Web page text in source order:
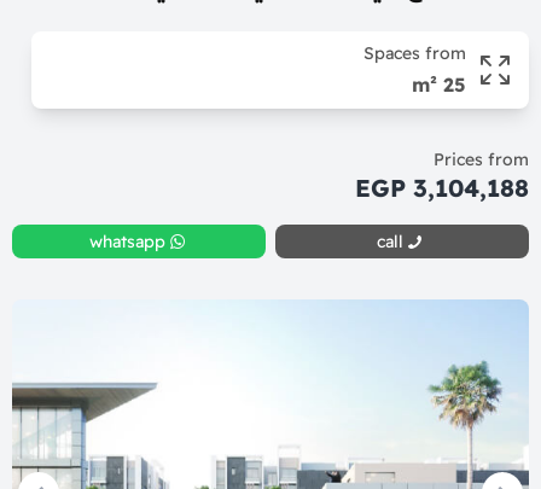
Spaces from
25 m²
Prices from
3,104,188 EGP
call
whatsapp